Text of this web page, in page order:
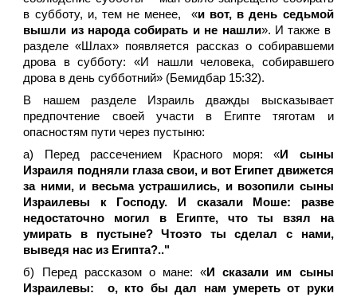
в субботу, и, тем не менее, «и вот, в день седьмой
вышли из народа собирать и не нашли». И также в
разделе «Шлах» появляется рассказ о собиравшеми
дрова в субботу: «И нашли человека, собиравшего
дрова в день субботний» (Бемидбар 15:32).
В нашем разделе Израиль дважды высказывает
предпочтение своей участи в Египте тяготам и
опасностям пути через пустыню:
а) Перед рассечением Красного моря: «И сыны
Израиля подняли глаза свои, и вот Египет движется
за ними, и весьма устрашились, и возопили сыны
Израилевы к Господу. И сказали Моше: разве
недостаточно могил в Египте, что ты взял на
умирать в пустыне? Чтоэто ты сделал с нами,
выведя нас из Египта?.."
б) Перед рассказом о мане: «И сказали им сыны
Израилевы: о, кто бы дал нам умереть от руки